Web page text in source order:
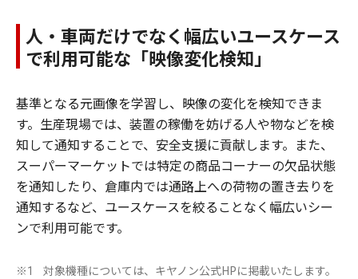
人・車両だけでなく幅広いユースケース
で利用可能な「映像変化検知」
基準となる元画像を学習し、映像の変化を検知できま
す。生産現場では、装置の稼働を妨げる人や物などを検
知して通知することで、安全支援に貢献します。また、
スーパーマーケットでは特定の商品コーナーの欠品状態
を通知したり、倉庫内では通路上への荷物の置き去りを
通知するなど、ユースケースを絞ることなく幅広いシー
ンで利用可能です。
※1
対象機種については、キヤノン公式HPに掲載いたします。